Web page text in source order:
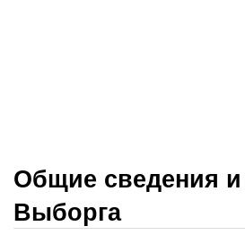
Общие сведения
Выборга